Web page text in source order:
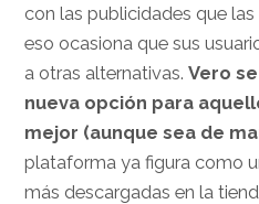
con las publicidades que
eso ocasiona que sus
a otras alternativas.Vero
nueva opción para
mejor (aunque sea de
plataforma ya figura como
más descargadas en la